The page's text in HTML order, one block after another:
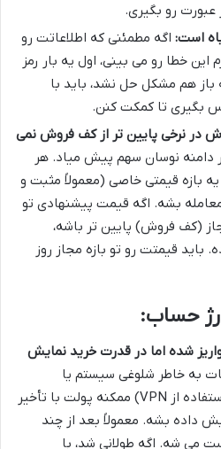
عبورت رو بگیری.
است: اگه مطمئنی که اطلاعاتت رو
خطا رو می بینی، اول یه بار رمز
هم مشکل حل نشد، باید با
بگیری تا کمکت کنن.
در نرخی پایین تر از کف فروش نمی
دامنه نوسان سهم پیش میاد. هر
بازه قیمتی خاصی (معمولاً مثبت و
معامله بشه. اگه قیمت پیشنهادی تو
(کف فروش) پایین تر باشه،
باید قیمتت رو تو بازه مجاز روز
حساب:
شده اما در قدرت خرید نمایش
به خاطر شلوغی سیستم یا
مشکلات اینترنتی (مثلاً استفاده از VPN) ممکنه پولت با تأخیر
داده بشه. معمولاً بعد از چند
می شه. اگه طولانی شد، با